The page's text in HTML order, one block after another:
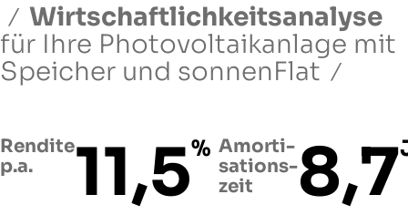
Wirtschaftlichkeitsanalyse
für Ihre Photovoltaikanlage mit
Speicher und sonnenFlat
Rendite
p.a.
11,5% Amorti­
sations­
zeit
8,7